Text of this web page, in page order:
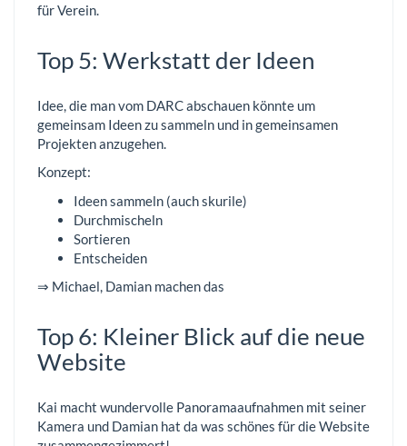
für Verein.
Top 5: Werkstatt der Ideen
Idee, die man vom DARC abschauen könnte um
gemeinsam Ideen zu sammeln und in gemeinsamen
Projekten anzugehen.
Konzept:
Ideen sammeln (auch skurile)
Durchmischeln
Sortieren
Entscheiden
⇒ Michael, Damian machen das
Top 6: Kleiner Blick auf die neue
Website
Kai macht wundervolle Panoramaaufnahmen mit seiner
Kamera und Damian hat da was schönes für die Website